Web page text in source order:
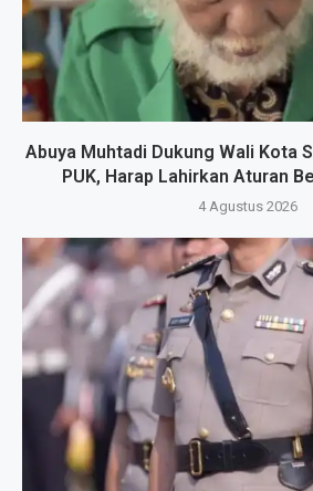
Abuya Muhtadi Dukung Wali Kota
PUK, Harap Lahirkan Aturan
4 Agustus 2026